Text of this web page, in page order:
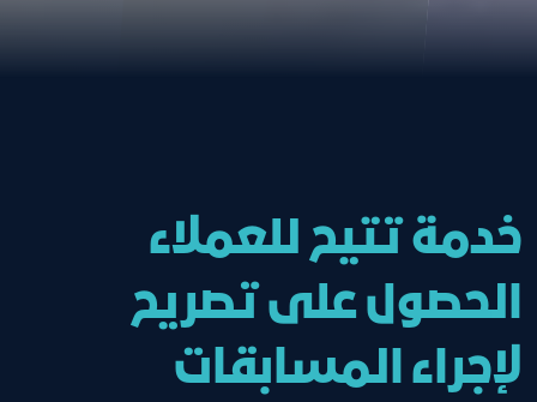
خدمة تتيح للعملاء
الحصول على تصريح
لإجراء المسابقات